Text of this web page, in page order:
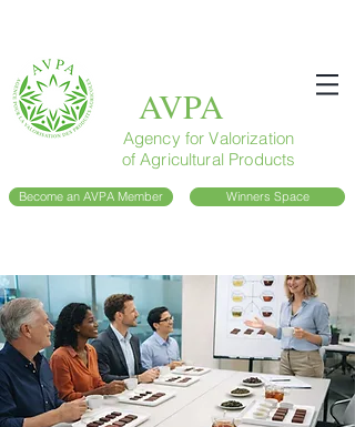
AVPA
Agency for Valorization
of Agricultural Products
Become an AVPA Member Winners Space